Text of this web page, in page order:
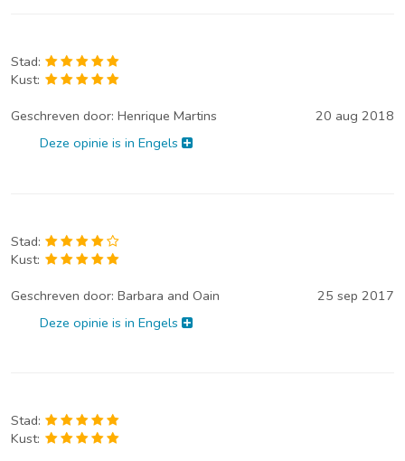
Stad:
Kust:
Geschreven door: Henrique Martins
20 aug 2018
Deze opinie is in Engels
Stad:
Kust:
Geschreven door: Barbara and Oain
25 sep 2017
Deze opinie is in Engels
Stad:
Kust: